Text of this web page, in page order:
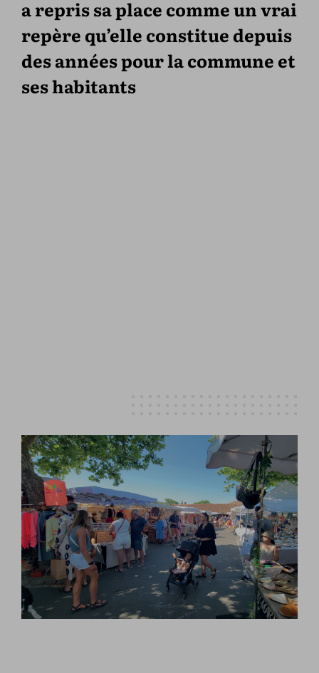
a repris sa place comme un vrai
repère qu’elle constitue depuis
des années pour la commune et
ses habitants